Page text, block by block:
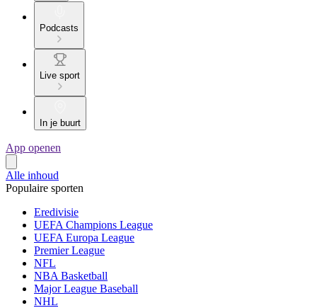
Podcasts
Live sport
In je buurt
App openen
Alle inhoud
Populaire sporten
Eredivisie
UEFA Champions League
UEFA Europa League
Premier League
NFL
NBA Basketball
Major League Baseball
NHL